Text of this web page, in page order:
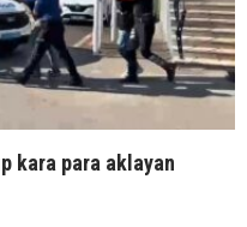
kara para aklayan